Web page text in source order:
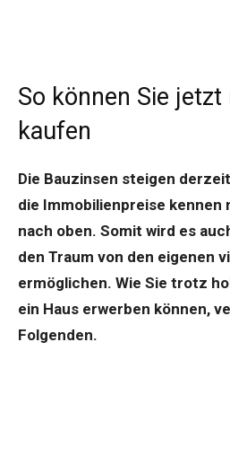
So können Sie
kaufen
Die Bauzinsen steigen
die Immobilienpreise kennen
nach oben. Somit wird es
den Traum von den eigenen
ermöglichen. Wie Sie trotz
ein Haus erwerben können,
Folgenden.